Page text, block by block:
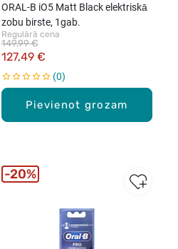
Pievienot grozam
ORAL-B iO5 Matt Black elektriskā
zobu birste, 1gab.
Regulārā cena
127,49 €
149,99 €
0
20%